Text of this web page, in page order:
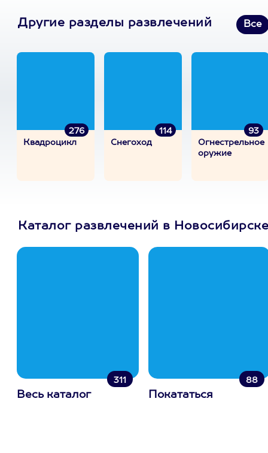
Другие разделы развлечений Все
276
Квадроцикл
114
Снегоход
93
Огнестрельное
оружие
Каталог развлечений в Новосибирске
311
Весь каталог
88
Покататься